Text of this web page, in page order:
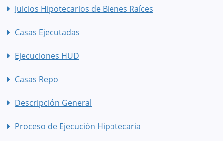
Juicios Hipotecarios de Bienes Raíces
Casas Ejecutadas
Ejecuciones HUD
Casas Repo
Descripción General
Proceso de Ejecución Hipotecaria